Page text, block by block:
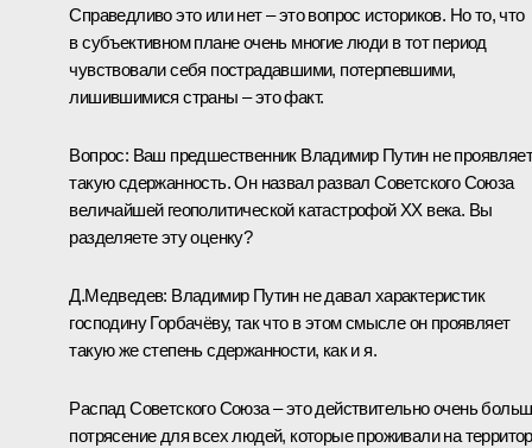
Справедливо это или нет – это вопрос историков. Но то, что
в субъективном плане очень многие люди в тот период
чувствовали себя пострадавшими, потерпевшими,
лишившимися страны – это факт.
Вопрос: Ваш предшественник Владимир Путин не
такую сдержанность. Он назвал развал Советского Союза
величайшей геополитической катастрофой ХХ века. Вы
разделяете эту оценку?
Д.Медведев: Владимир Путин не давал характеристик
господину Горбачёву, так что в этом смысле он проявляет
такую же степень сдержанности, как и я.
Распад Советского Союза – это действительно очень
потрясение для всех людей, которые проживали на